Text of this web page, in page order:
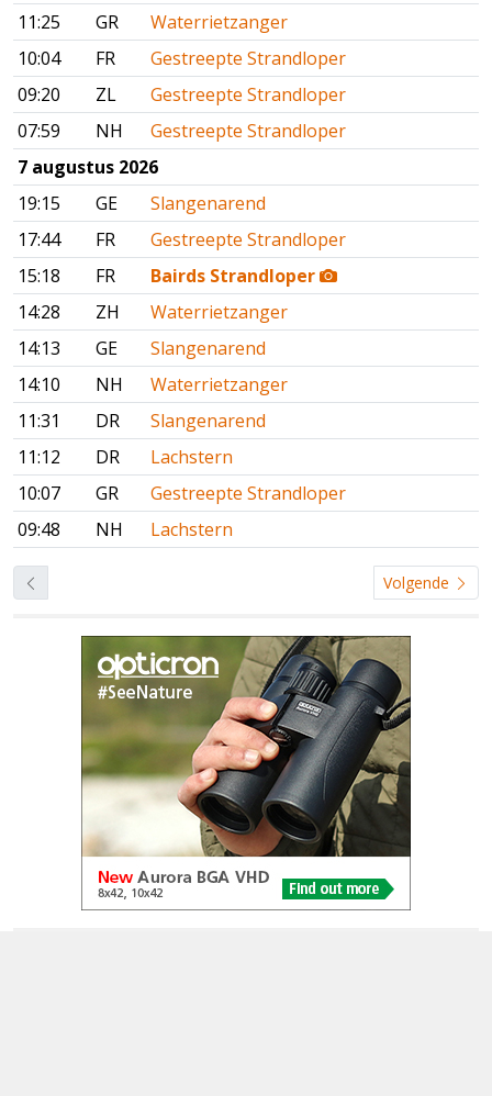
11:25
GR
Waterrietzanger
10:04
FR
Gestreepte Strandloper
09:20
ZL
Gestreepte Strandloper
07:59
NH
Gestreepte Strandloper
7 augustus 2026
19:15
GE
Slangenarend
17:44
FR
Gestreepte Strandloper
15:18
FR
Bairds Strandloper
14:28
ZH
Waterrietzanger
14:13
GE
Slangenarend
14:10
NH
Waterrietzanger
11:31
DR
Slangenarend
11:12
DR
Lachstern
10:07
GR
Gestreepte Strandloper
09:48
NH Lachstern
Volgende